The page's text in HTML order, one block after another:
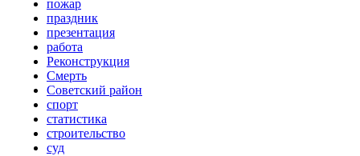
пожар
праздник
презентация
работа
Реконструкция
Смерть
Советский район
спорт
статистика
строительство
суд